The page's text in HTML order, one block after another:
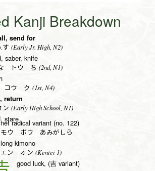
Kanji Breakdown
send for
す (Early Jr. High, N2)
saber, knife
トウ ち (2nd, N1)
コウ ク (1st, N4)
return
ン (Early High School, N1)
stare
net radical variant (no. 122)
モウ ボウ あみがしら
long kimono
エン オン (Kentei 1)
good luck, (吉 variant)